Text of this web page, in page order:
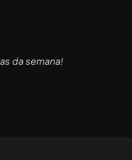
da semana!